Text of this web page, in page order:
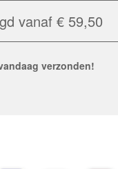
vanaf € 59,50
verzonden!